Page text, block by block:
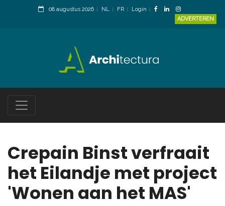
08 augustus 2026 NL FR
Login
ADVERTEREN
Crepain Binst verfraait
het Eilandje met project
'Wonen aan het MAS'